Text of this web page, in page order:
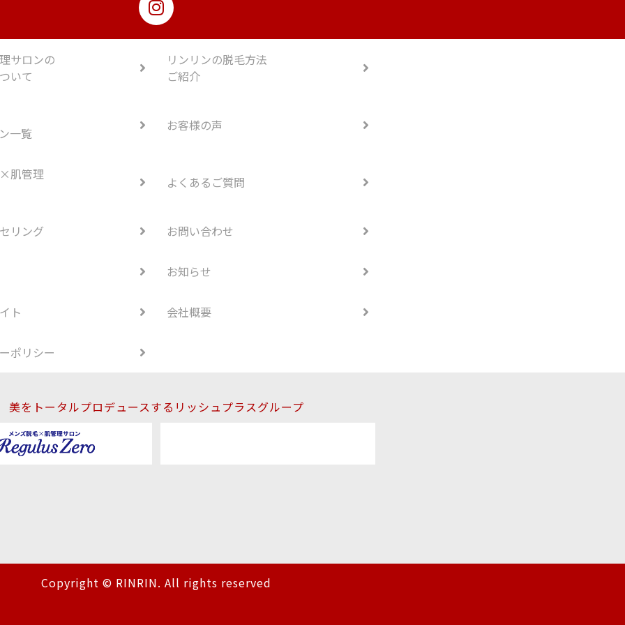
サロンの
いて
リンリンの脱毛方法
ご紹介
一覧
お客様の声
肌管理
よくあるご質問
リング お問い合わせ
お知らせ
ト 会社概要
ポリシー
美をトータルプロデュースするリッシュプラスグループ
Copyright © RINRIN. All rights reserved